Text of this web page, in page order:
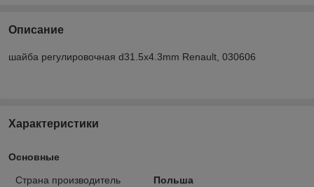
Описание
шайба регулировочная d31.5x4.3mm Renault, 030606
Характеристики
Основные
Страна производитель
Польша